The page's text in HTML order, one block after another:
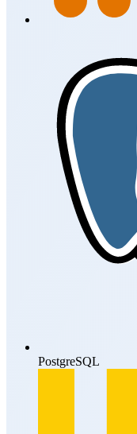
PostgreSQL